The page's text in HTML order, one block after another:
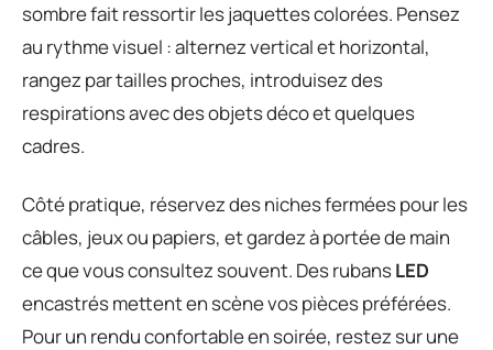
sombre fait ressortir les jaquettes colorées. Pensez
au rythme visuel : alternez vertical et horizontal,
rangez par tailles proches, introduisez des
respirations avec des objets déco et quelques
cadres.
Côté pratique, réservez des niches fermées pour les
câbles, jeux ou papiers, et gardez à portée de main
ce que vous consultez souvent. Des rubansLED
encastrés mettent en scène vos pièces préférées.
Pour un rendu confortable en soirée, restez sur une